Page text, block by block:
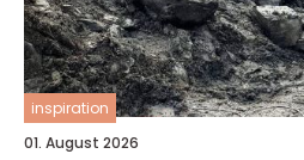
inspiration
01. August 2026